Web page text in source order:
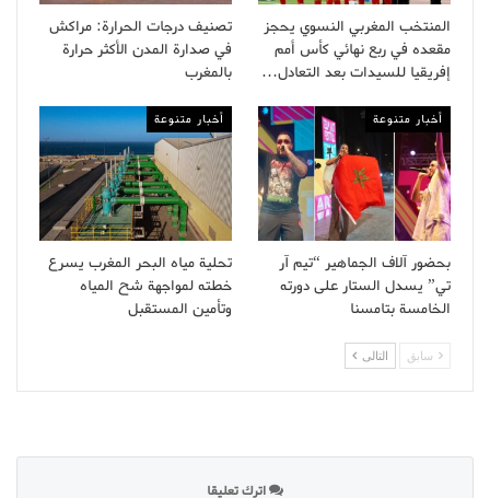
المنتخب المغربي النسوي يحجز
مقعده في ربع نهائي كأس أمم
إفريقيا للسيدات بعد التعادل…
تصنيف درجات الحرارة: مراكش
في صدارة المدن الأكثر حرارة
بالمغرب
أخبار متنوعة
بحضور آلاف الجماهير “تيم آر
تي” يسدل الستار على دورته
الخامسة بتامسنا
أخبار متنوعة
تحلية مياه البحر المغرب يسرع
خطته لمواجهة شح المياه
وتأمين المستقبل
سابق التالى
اترك تعليقا